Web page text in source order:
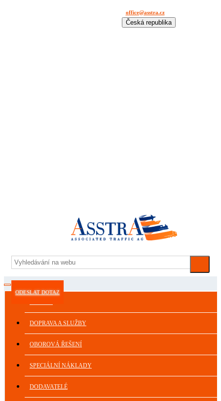
office@asstra.cz
Česká republika
DOPRAVA A SLUŽBY
OBOROVÁ ŘEŠENÍ
SPECIÁLNÍ NÁKLADY
DODAVATELÉ
ODESLAT DOTAZ